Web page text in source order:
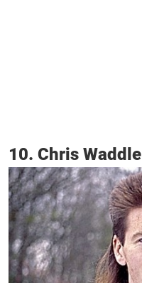
10. Chris Waddle